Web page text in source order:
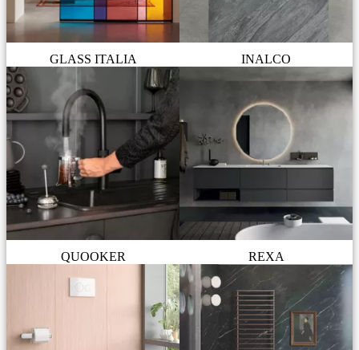
GLASS ITALIA INALCO
QUOOKER REXA